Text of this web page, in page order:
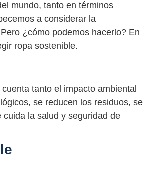
mundo, tanto en términos
a considerar la
¿cómo podemos hacerlo? En
ropa sostenible.
tanto el impacto ambiental
se reducen los residuos, se
la salud y seguridad de